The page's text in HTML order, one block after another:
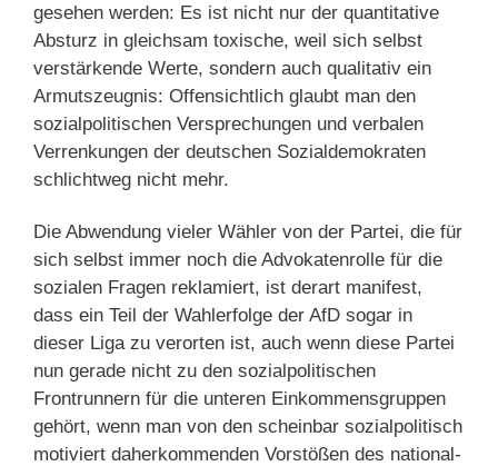
gesehen werden: Es ist nicht nur der quantitative
Absturz in gleichsam toxische, weil sich selbst
verstärkende Werte, sondern auch qualitativ ein
Armutszeugnis: Offensichtlich glaubt man den
sozialpolitischen Versprechungen und verbalen
Verrenkungen der deutschen Sozialdemokraten
schlichtweg nicht mehr.
Die Abwendung vieler Wähler von der Partei, die für
sich selbst immer noch die Advokatenrolle für die
sozialen Fragen reklamiert, ist derart manifest,
dass ein Teil der Wahlerfolge der AfD sogar in
dieser Liga zu verorten ist, auch wenn diese Partei
nun gerade nicht zu den sozialpolitischen
Frontrunnern für die unteren Einkommensgruppen
gehört, wenn man von den scheinbar sozialpolitisch
motiviert daherkommenden Vorstößen des national-